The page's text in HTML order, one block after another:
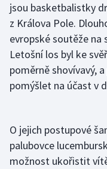
jsou basketbalistky
z Králova Pole.
evropské soutěže na
Letošní los byl ke
poměrně shovívavý,
pomýšlet na účast v
O jejich postupové
palubovce
možnost ukořistit